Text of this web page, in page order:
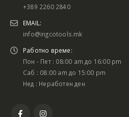
+389 2260 2840
EMAIL:
info@ingcotools.mk
Работно време:
Пон - Пет : 08:00 am до 16:00 pm
Саб : 08:00 am до 15:00 pm
Нед : Неработен ден